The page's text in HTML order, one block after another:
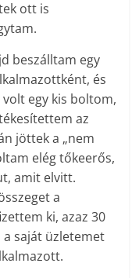
ott is
beszálltam egy
és
egy kis boltom,
az
jöttek a „nem
elég tőkeerős,
amit elvitt.
a
ki, azaz 30
saját üzletemet